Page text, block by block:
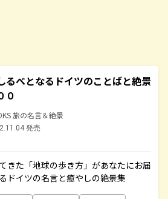
るべとなるドイツのことばと絶景
０
旅の名言＆絶景
発売
きた「地球の歩き方」があなたにお届
ドイツの名言と癒やしの絶景集